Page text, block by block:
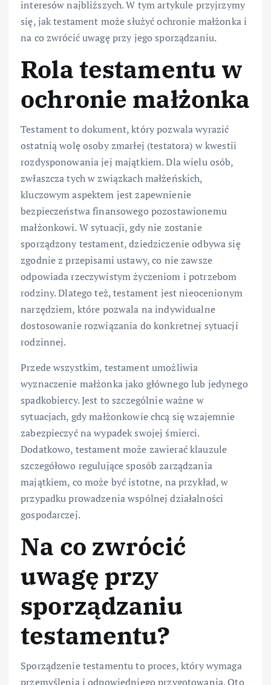
interesów najbliższych. W tym artykule przyjrzymy
się, jak testament może służyć ochronie małżonka i
na co zwrócić uwagę przy jego sporządzaniu.
Rola testamentu w
ochronie małżonka
Testament to dokument, który pozwala wyrazić
ostatnią wolę osoby zmarłej (testatora) w kwestii
rozdysponowania jej majątkiem. Dla wielu osób,
zwłaszcza tych w związkach małżeńskich,
kluczowym aspektem jest zapewnienie
bezpieczeństwa finansowego pozostawionemu
małżonkowi. W sytuacji, gdy nie zostanie
sporządzony testament, dziedziczenie odbywa się
zgodnie z przepisami ustawy, co nie zawsze
odpowiada rzeczywistym życzeniom i potrzebom
rodziny. Dlatego też, testament jest nieocenionym
narzędziem, które pozwala na indywidualne
dostosowanie rozwiązania do konkretnej sytuacji
rodzinnej.
Przede wszystkim, testament umożliwia
wyznaczenie małżonka jako głównego lub jedynego
spadkobiercy. Jest to szczególnie ważne w
sytuacjach, gdy małżonkowie chcą się wzajemnie
zabezpieczyć na wypadek swojej śmierci.
Dodatkowo, testament może zawierać klauzule
szczegółowo regulujące sposób zarządzania
majątkiem, co może być istotne, na przykład, w
przypadku prowadzenia wspólnej działalności
gospodarczej.
Na co zwrócić
uwagę przy
sporządzaniu
testamentu?
Sporządzenie testamentu to proces, który wymaga
przemyślenia i odpowiedniego przygotowania. Oto